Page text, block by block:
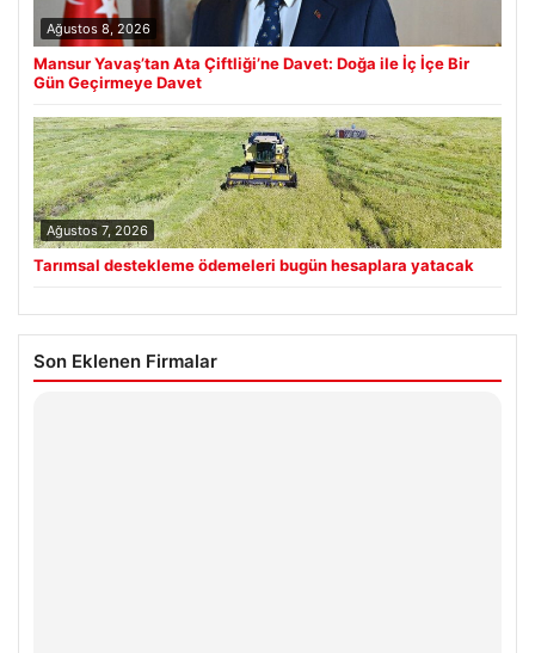
Ağustos 8, 2026
Mansur Yavaş’tan Ata Çiftliği’ne Davet: Doğa ile İç İçe Bir
Gün Geçirmeye Davet
Ağustos 7, 2026
Tarımsal destekleme ödemeleri bugün hesaplara yatacak
Son Eklenen Firmalar